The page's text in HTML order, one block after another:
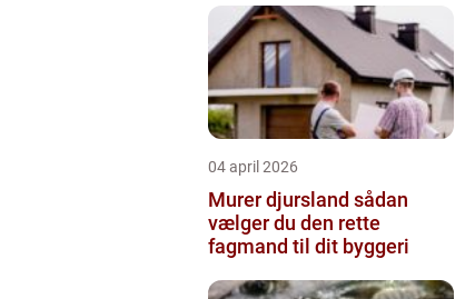
04 april 2026
Murer djursland sådan
vælger du den rette
fagmand til dit byggeri